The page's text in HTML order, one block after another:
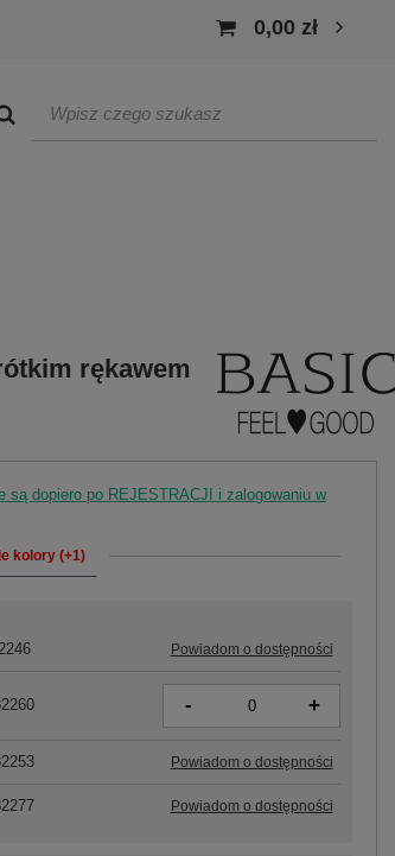
0,00 zł
rękawem
są dopiero po REJESTRACJI i zalogowaniu w
kolory (+1)
Powiadom o dostępności
- +
Powiadom o dostępności
Powiadom o dostępności